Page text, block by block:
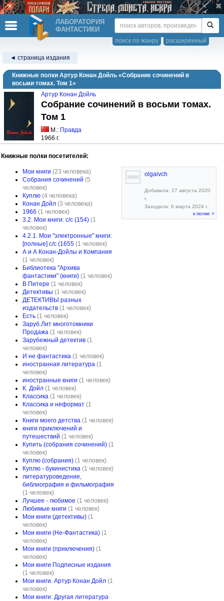
ЛАБОРАТОРИЯ
ФАНТАСТИКИ
расширенный
поиск по жанру
◄ страница издания
Книжные полки Артур Конан Дойль «Собрание сочинений в
восьми томах. Том 1»
Артур Конан Дойль
Собрание сочинений в восьми томах.
Том 1
М.: Правда
1966 г.
Книжные полки посетителей:
Мои книги (23 человека)
Собрания сочинений (5
человек)
Куплю (4 человека)
Конан Дойл (3 человека)
1966 (1 человек)
3.2. Мои книги: с/с (154) (1
человек)
4.2.1. Мои "электронные" книги:
[полные] с/с (1655 (1 человек)
А и А Конан-Дойлы и Компания
(1 человек)
Библиотека "Архива
фантастики" (книги) (1 человек)
В Питере (1 человек)
Детективы (1 человек)
ДЕТЕКТИВЫ разных
издательств (1 человек)
Есть (1 человек)
Заруб.Лит многотомники
Продажа (1 человек)
Зарубежный детектив (1
человек)
И не фантастика (1 человек)
иностранная литература (1
человек)
иностранные книги (1 человек)
К. Дойл (1 человек)
Классика (1 человек)
Классика и неформат (1
человек)
Книги моего детства (1 человек)
книги приключений и
путешествий (1 человек)
Купить (собрания сочинений) (1
человек)
Куплю (собрания) (1 человек)
Куплю - букинистика (1 человек)
литературоведение,
библиография и фильмография
(1 человек)
Лучшее - любимое (1 человек)
Любимые книги (1 человек)
Мои книги (детективы) (1
человек)
Мои книги (Не-Фантастика) (1
человек)
Мои книги (приключения) (1
человек)
Мои книги Подписные издания
(1 человек)
Мои книги. Артур Конан Дойл (1
человек)
Мои книги: Другая литература
olgaivch
Добавила: 27 августа 2020
г.
Заходила: 6 марта 2024 г.
к полке >